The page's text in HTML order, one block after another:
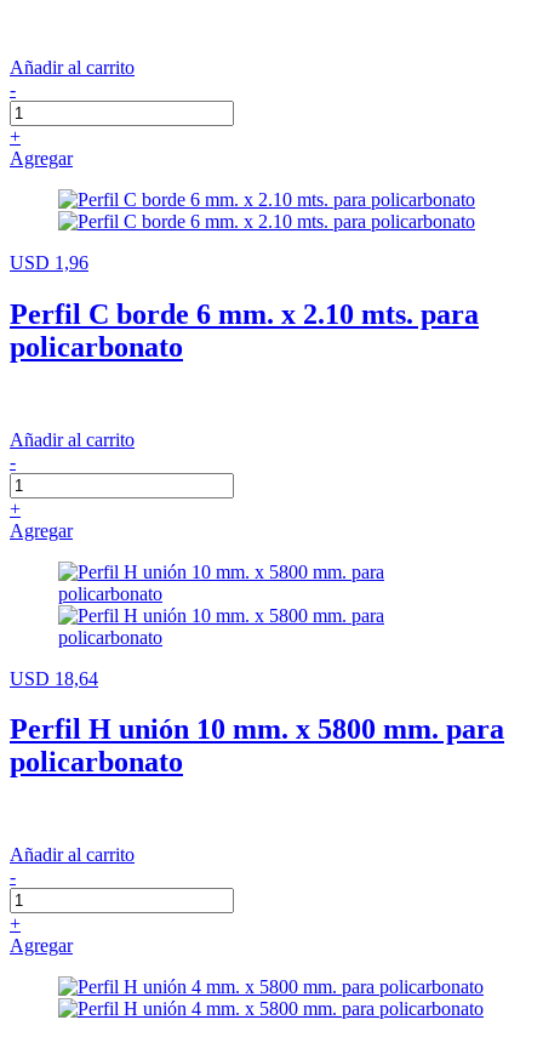
Añadir al carrito
-
+
Agregar
USD 1,96
Perfil C borde 6 mm. x 2.10 mts. para
policarbonato
Añadir al carrito
-
+
Agregar
USD 18,64
Perfil H unión 10 mm. x 5800 mm. para
policarbonato
Añadir al carrito
-
+
Agregar